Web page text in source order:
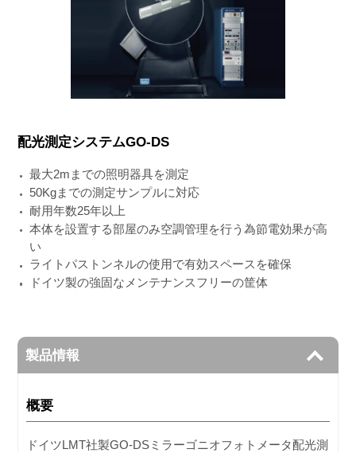
配光測定システムGO-DS
最大2mまでの照明器具を測定
50Kgまでの測定サンプルに対応
耐用年数25年以上
本体を設置する部屋のみ空調管理を行う為節電効果が高
い
ライトパストンネルの使用で有効スペースを確保
ドイツ製の強固なメンテナンスフリーの筐体
製品情報
概要
ドイツLMT社製GO-DSミラーゴニオフォトメータ配光測